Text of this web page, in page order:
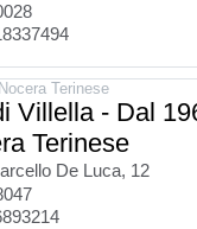
Terinese
Villella - Dal
Terinese
De Luca, 12